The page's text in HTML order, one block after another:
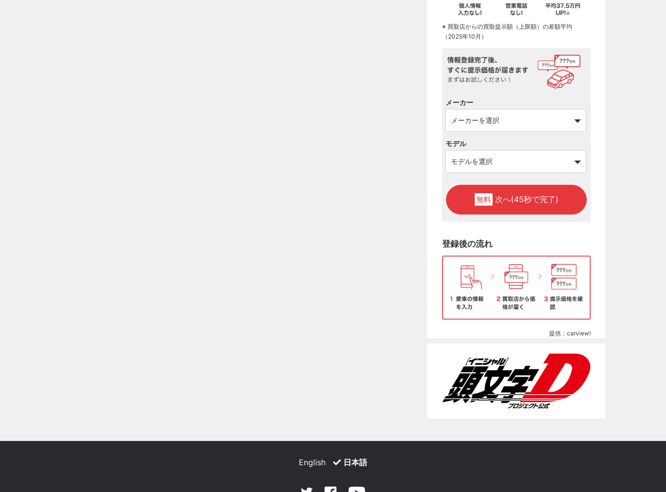
※ 買取店からの買取提示額（上限額）の差額平均
（2025年10月）
メーカー
モデル
無料 次へ(45秒で完了)
登録後の流れ
提供：carview!
English 日本語